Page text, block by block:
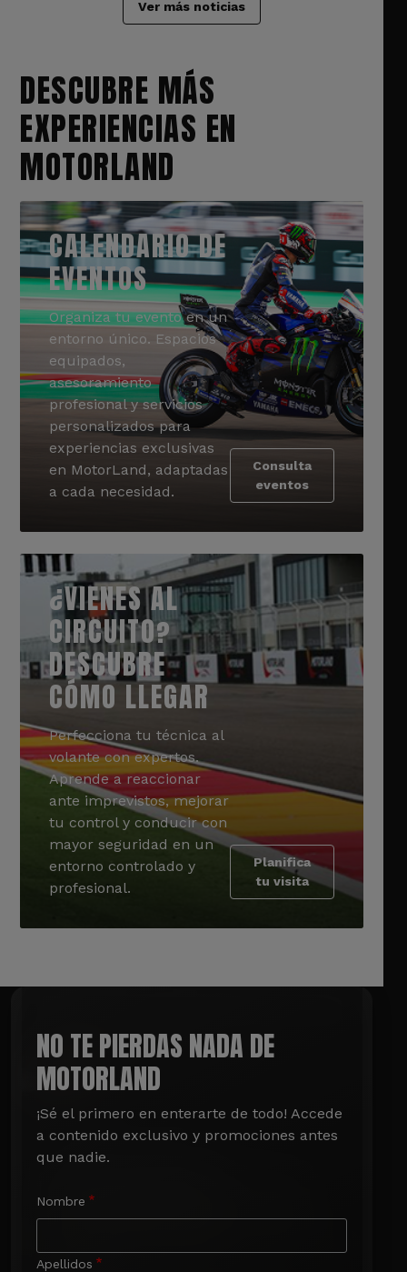
Ver más noticias
DESCUBRE MÁS
EXPERIENCIAS EN
MOTORLAND
CALENDARIO DE
EVENTOS
Organiza tu evento en un
entorno único. Espacios
equipados,
asesoramiento
profesional y servicios
personalizados para
experiencias exclusivas
en MotorLand, adaptadas
a cada necesidad.
Consulta
eventos
¿VIENES AL
CIRCUITO?
DESCUBRE
CÓMO LLEGAR
Perfecciona tu técnica al
volante con expertos.
Aprende a reaccionar
ante imprevistos, mejorar
tu control y conducir con
mayor seguridad en un
entorno controlado y
profesional.
Planifica
tu visita
NO TE PIERDAS NADA DE
MOTORLAND
¡Sé el primero en enterarte de todo! Accede
a contenido exclusivo y promociones antes
que nadie.
Nombre
Apellidos